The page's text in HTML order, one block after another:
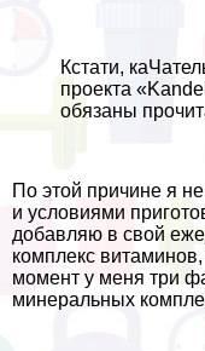
Кстати,
проекта
обязаны
По этой причине я
и условиями
добавляю в свой
комплекс
момент у меня три
минеральных